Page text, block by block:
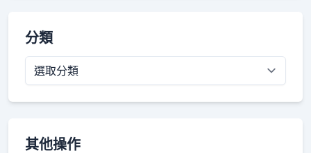
分類
分
類
其他操作